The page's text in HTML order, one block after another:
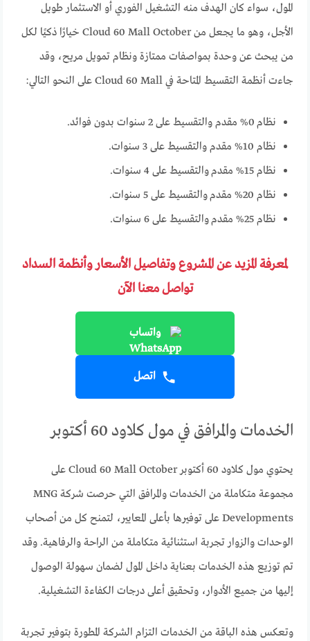
المول، سواء كان الهدف منه التشغيل الفوري أو الاستثمار طويل
الأجل، وهو ما يجعل من Cloud 60 Mall October خيارًا ذكيًا لكل
من يبحث عن وحدة بمواصفات ممتازة ونظام تمويل مريح، وقد
جاءت أنظمة التقسيط المتاحة في Cloud 60 Mall على النحو التالي:
نظام 0% مقدم والتقسيط على 2 سنوات بدون فوائد.
نظام 10% مقدم والتقسيط على 3 سنوات.
نظام 15% مقدم والتقسيط على 4 سنوات.
نظام 20% مقدم والتقسيط على 5 سنوات.
نظام 25% مقدم والتقسيط على 6 سنوات.
لمعرفة المزيد عن المشروع وتفاصيل الأسعار وأنظمة السداد
تواصل معنا الآن
واتساب
اتصل
الخدمات والمرافق في مول كلاود 60 أكتوبر
يحتوي مول كلاود 60 أكتوبر Cloud 60 Mall October على
مجموعة متكاملة من الخدمات والمرافق التي حرصت شركة MNG
Developments على توفيرها بأعلى المعايير، لتمنح كل من أصحاب
الوحدات والزوار تجربة استثنائية متكاملة من الراحة والرفاهية. وقد
تم توزيع هذه الخدمات بعناية داخل المول لضمان سهولة الوصول
إليها من جميع الأدوار، وتحقيق أعلى درجات الكفاءة التشغيلية.
وتعكس هذه الباقة من الخدمات التزام الشركة المطورة بتوفير تجربة